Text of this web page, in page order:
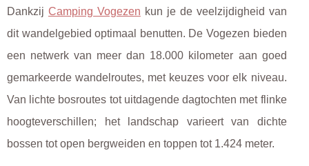
Dankzij Camping Vogezen kun je de veelzijdigheid van
dit wandelgebied optimaal benutten. De Vogezen bieden
een netwerk van meer dan 18.000 kilometer aan goed
gemarkeerde wandelroutes, met keuzes voor elk niveau.
Van lichte bosroutes tot uitdagende dagtochten met flinke
hoogteverschillen; het landschap varieert van dichte
bossen tot open bergweiden en toppen tot 1.424 meter.